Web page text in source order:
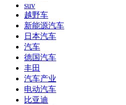
suv
越野车
新能源汽车
日本汽车
汽车
德国汽车
丰田
汽车产业
电动汽车
比亚迪